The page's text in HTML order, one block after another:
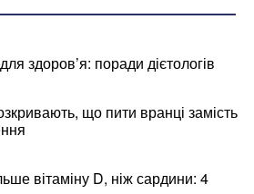
здоров’я: поради дієтологів
що пити вранці замість
вітаміну D, ніж сардини: 4